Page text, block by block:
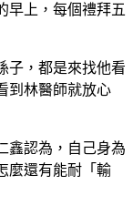
早上，每個禮拜五
子，都是來找他看
到林醫師就放心
鑫認為，自己身為
麼還有能耐「輸